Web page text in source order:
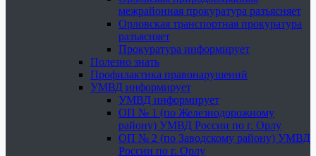
межрайонная прокуратура разъясняет
Орловская транспортная прокуратура
разъясняет
Прокуратура информирует
Полезно знать
Профилактика правонарушений
УМВД информирует
УМВД информирует
ОП № 1 (по Железнодорожному
району) УМВД России по г. Орлу
ОП № 2 (по Заводскому району) УМВД
России по г. Орлу